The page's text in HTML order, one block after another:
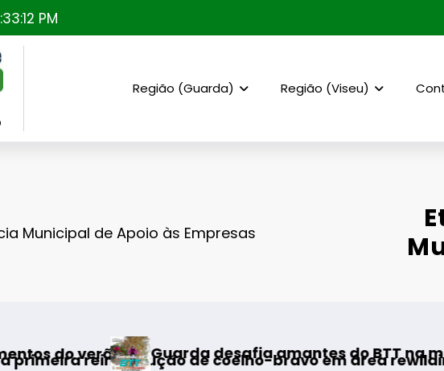
PM
Região (Guarda) Região (Viseu)
Municipal de Apoio às Empresas
de coelho-bravo em área rewilding
Guarda desafia amantes do BTT na mítica Invernal
AF